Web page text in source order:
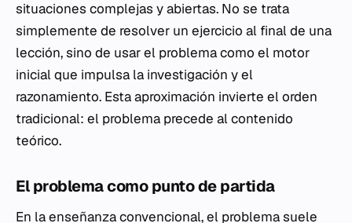
situaciones complejas y abiertas. No se trata
simplemente de resolver un ejercicio al final de una
lección, sino de usar el problema como el motor
inicial que impulsa la investigación y el
razonamiento. Esta aproximación invierte el orden
tradicional: el problema precede al contenido
teórico.
El problema como punto de partida
En la enseñanza convencional, el problema suele